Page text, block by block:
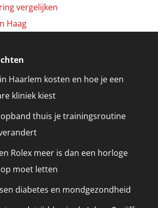
vergelijken
Haag
Haarlem kosten en hoe je een
kliniek kiest
thuis je trainingsroutine
Rolex meer is dan een horloge
moet letten
diabetes en mondgezondheid